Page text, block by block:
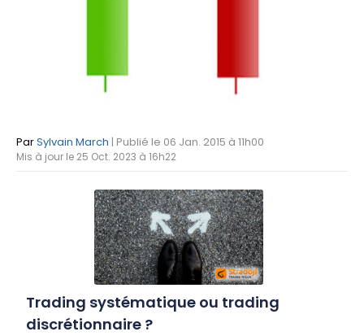
ParSylvain March | Publié le 06 Jan. 2015 à 11h00
Mis à jour le 25 Oct. 2023 à 16h22
Trading systématique ou trading
discrétionnaire ?